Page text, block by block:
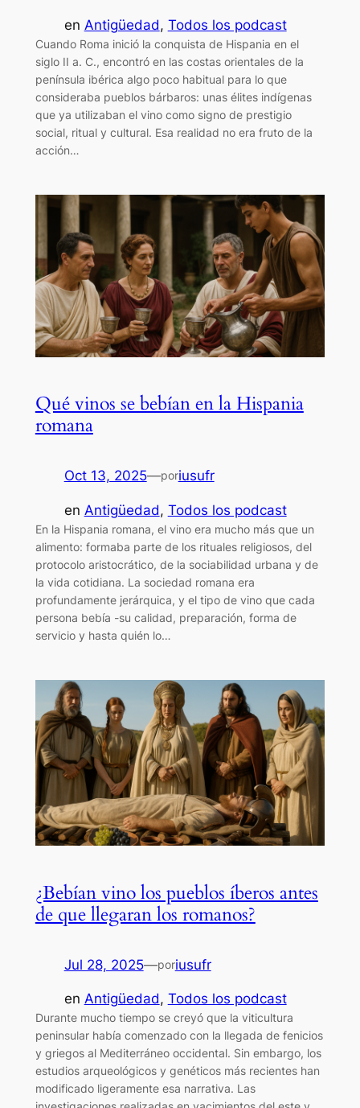
en Antigüedad, Todos los podcast
Cuando Roma inició la conquista de Hispania en el
siglo II a. C., encontró en las costas orientales de la
península ibérica algo poco habitual para lo que
consideraba pueblos bárbaros: unas élites indígenas
que ya utilizaban el vino como signo de prestigio
social, ritual y cultural. Esa realidad no era fruto de la
acción…
Qué vinos se bebían en la Hispania
romana
Oct 13, 2025—poriusufr
en Antigüedad, Todos los podcast
En la Hispania romana, el vino era mucho más que un
alimento: formaba parte de los rituales religiosos, del
protocolo aristocrático, de la sociabilidad urbana y de
la vida cotidiana. La sociedad romana era
profundamente jerárquica, y el tipo de vino que cada
persona bebía -su calidad, preparación, forma de
servicio y hasta quién lo…
¿Bebían vino los pueblos íberos antes
de que llegaran los romanos?
Jul 28, 2025—poriusufr
en Antigüedad, Todos los podcast
Durante mucho tiempo se creyó que la viticultura
peninsular había comenzado con la llegada de fenicios
y griegos al Mediterráneo occidental. Sin embargo, los
estudios arqueológicos y genéticos más recientes han
modificado ligeramente esa narrativa. Las